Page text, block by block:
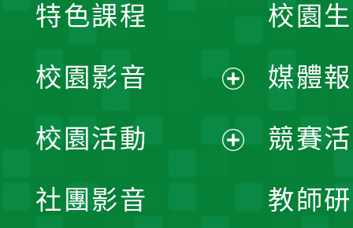
校園
媒體
競賽
教師
特色課程
校園影音
開
校園活動
社團影音